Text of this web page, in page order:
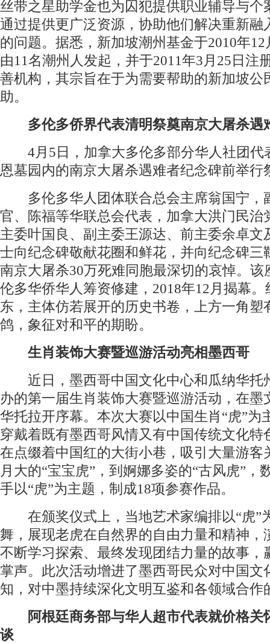
丝带之星助学金也为囚犯提供职业辅导与个
通过提供更广泛资源，协助他们解决重新融
的问题。据悉，新加坡潮州基金于2010年12
由11名潮州人发起，并于2011年3月25日注
善机构，其宗旨在于为需要帮助的新加坡公
助。
多伦多侨界代表清明祭奠南京大屠杀遇
4月5日，加拿大多伦多部分华人社团代
恩墓园内的南京大屠杀遇难者纪念碑前举行
多伦多华人团体联合总会主席翁国宁，
官、陈福等华联总会代表，加拿大洪门民治
主委叶国良、副主委王源达、前主委余卓文
士向纪念碑敬献花圈和鲜花，并向纪念碑三
南京大屠杀30万死难同胞最深切的哀悼。该
伦多华侨华人筹资修建，2018年12月揭幕
东，主体仿若展开的历史书卷，上方一角塑
鸽，象征对和平的期盼。
生肖装饰大赛暨巡游活动亮相墨西哥
近日，墨西哥中国文化中心和瓜纳华托
办的第一届生肖装饰大赛暨巡游活动，在墨
华托拉开序幕。本次大赛以中国生肖“虎”为
穿戴着既有墨西哥风情又有中国传统文化特
在点缀着中国红的大街小巷，吸引大量游客
月大的“宝宝虎”，到婀娜多姿的“古风虎”，
手以“虎”为主题，制成18项参赛作品。
在颁奖仪式上，当地艺术家编排以“虎”
舞，展现老虎在自然界的自由力量和精神，
不断学习探索、最终发现团结力量的故事，
掌声。此次活动增进了墨西哥民众对中国文
知，对中墨持续深化文明互鉴和各领域合作
阿根廷商务部与华人超市代表就价格关
谈